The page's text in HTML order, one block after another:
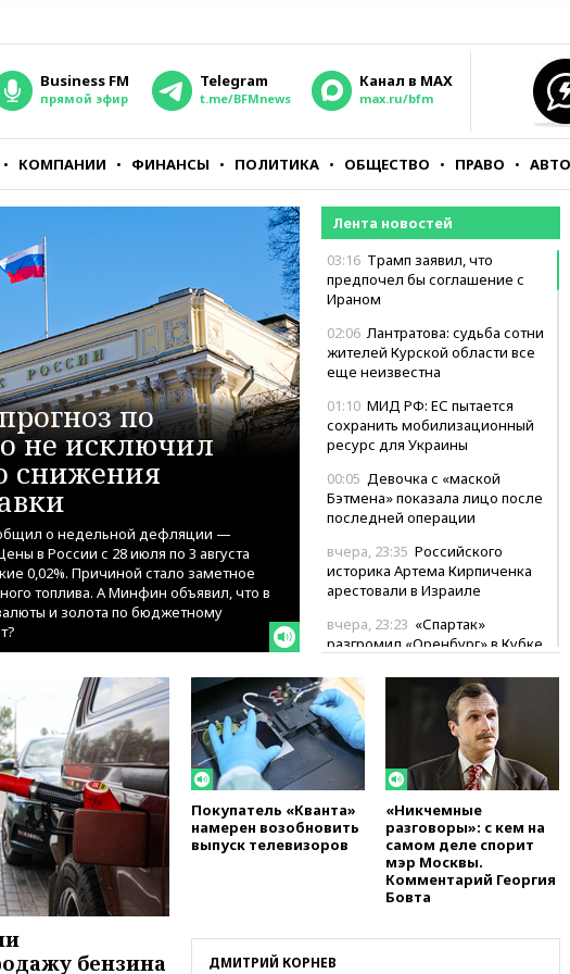
Business FM
прямой эфир
Telegram
t.me/BFMnews
Канал в MAX
max.ru/bfm
КОМПАНИИ ФИНАНСЫ ПОЛИТИКА ОБЩЕСТВО ПРАВО АВТО
по
не исключил
снижения
о недельной дефляции —
в России с 28 июля по 3 августа
0,02%. Причиной стало заметное
топлива. А Минфин объявил, что в
и золота по бюджетному
Лента новостей
03:16 Трамп заявил, что
предпочел бы соглашение с
Ираном
02:06 Лантратова: судьба сотни
жителей Курской области все
еще неизвестна
01:10 МИД РФ: ЕС пытается
сохранить мобилизационный
ресурс для Украины
00:05 Девочка с «маской
Бэтмена» показала лицо после
последней операции
вчера, 23:35 Российского
историка Артема Кирпиченка
арестовали в Израиле
вчера, 23:23 «Спартак»
разгромил «Оренбург» в Кубке
вчера, 23:00
Пост Дмитриева в
X о миграционном кризисе в
Сеуте набрал миллион
просмотров
вчера, 22:49Минпромторг:
банкротство «Кванта» не
означает прекращения
производства телевизоров в
вчера, 22:35Семь грузовых
Оренбургской области
бензина
Покупатель «Кванта»
намерен возобновить
выпуск телевизоров
«Никчемные
разговоры»: с кем на
самом деле спорит
мэр Москвы.
Комментарий Георгия
Бовта
ДМИТРИЙ КОРНЕВ